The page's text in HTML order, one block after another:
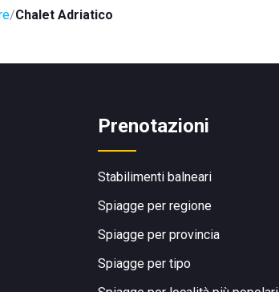
Chalet Adriatico
Prenotazioni
Stabilimenti balneari
Spiagge per regione
Spiagge per provincia
Spiagge per tipo